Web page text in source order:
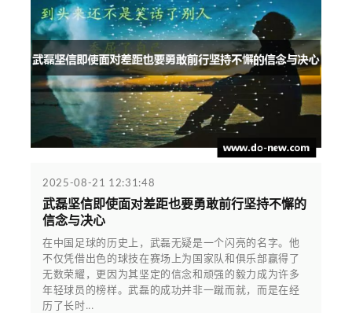
2025-08-21 12:31:48
武磊坚信即使面对差距也要勇敢前行坚持不懈的
信念与决心
在中国足球的历史上，武磊无疑是一个闪亮的名字。他
不仅凭借出色的球技在赛场上为国家队和俱乐部赢得了
无数荣耀，更因为其坚定的信念和顽强的毅力成为许多
年轻球员的榜样。武磊的成功并非一蹴而就，而是在经
历了长时...